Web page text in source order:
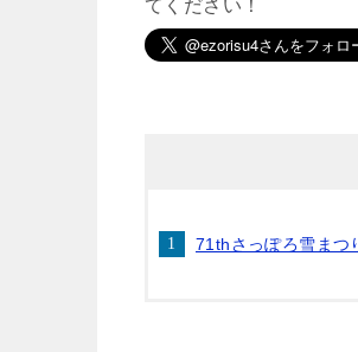
てください！
71thさっぽろ雪まつ